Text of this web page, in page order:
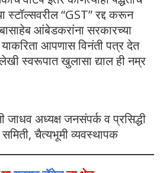
स्टॉल्सवरील “GST” रद्द करून
आंबेडकरांना सरकारच्या
आपणास विनंती पत्र देत
स्वरूपात खुलासा द्याल ही नम्र
जाधव अध्यक्ष जनसंपर्क व प्रसिद्धी
चैत्यभूमी व्यवस्थापक